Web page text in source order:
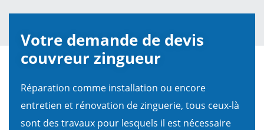
Votre demande de devis
couvreur zingueur
Réparation comme installation ou encore
entretien et rénovation de zinguerie, tous ceux-là
sont des travaux pour lesquels il est nécessaire